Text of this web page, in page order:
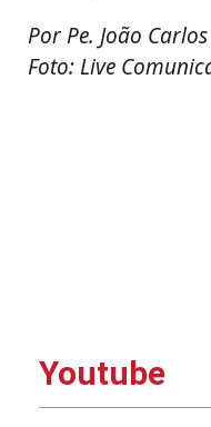
Por Pe. João
Foto: Live
Youtube